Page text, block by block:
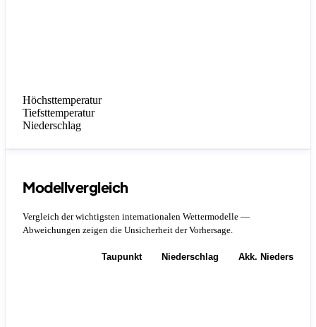
Höchsttemperatur
Tiefsttemperatur
Niederschlag
Modellvergleich
Vergleich der wichtigsten internationalen Wettermodelle —
Abweichungen zeigen die Unsicherheit der Vorhersage.
Taupunkt Niederschlag Akk.